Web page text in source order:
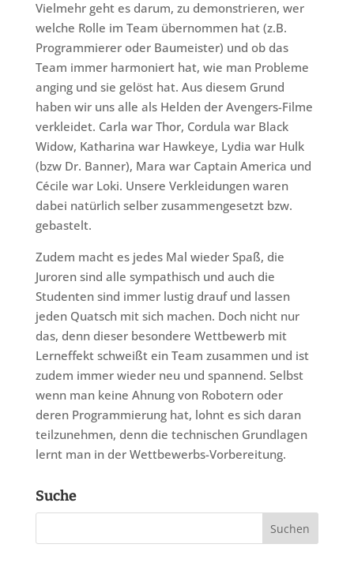
Vielmehr geht es darum, zu demonstrieren, wer
welche Rolle im Team übernommen hat (z.B.
Programmierer oder Baumeister) und ob das
Team immer harmoniert hat, wie man Probleme
anging und sie gelöst hat. Aus diesem Grund
haben wir uns alle als Helden der Avengers-Filme
verkleidet. Carla war Thor, Cordula war Black
Widow, Katharina war Hawkeye, Lydia war Hulk
(bzw Dr. Banner), Mara war Captain America und
Cécile war Loki. Unsere Verkleidungen waren
dabei natürlich selber zusammengesetzt bzw.
gebastelt.
Zudem macht es jedes Mal wieder Spaß, die
Juroren sind alle sympathisch und auch die
Studenten sind immer lustig drauf und lassen
jeden Quatsch mit sich machen. Doch nicht nur
das, denn dieser besondere Wettbewerb mit
Lerneffekt schweißt ein Team zusammen und ist
zudem immer wieder neu und spannend. Selbst
wenn man keine Ahnung von Robotern oder
deren Programmierung hat, lohnt es sich daran
teilzunehmen, denn die technischen Grundlagen
lernt man in der Wettbewerbs-Vorbereitung.
Suche